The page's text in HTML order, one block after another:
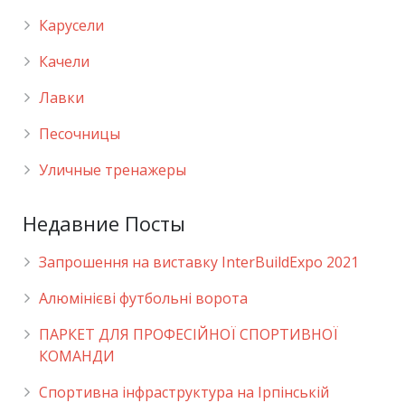
Карусели
Качели
Лавки
Песочницы
Уличные тренажеры
Недавние Посты
Запрошення на виставку InterBuildExpo 2021
Алюмінієві футбольні ворота
ПАРКЕТ ДЛЯ ПРОФЕСІЙНОЇ СПОРТИВНОЇ
КОМАНДИ
Спортивна інфраструктура на Ірпінській